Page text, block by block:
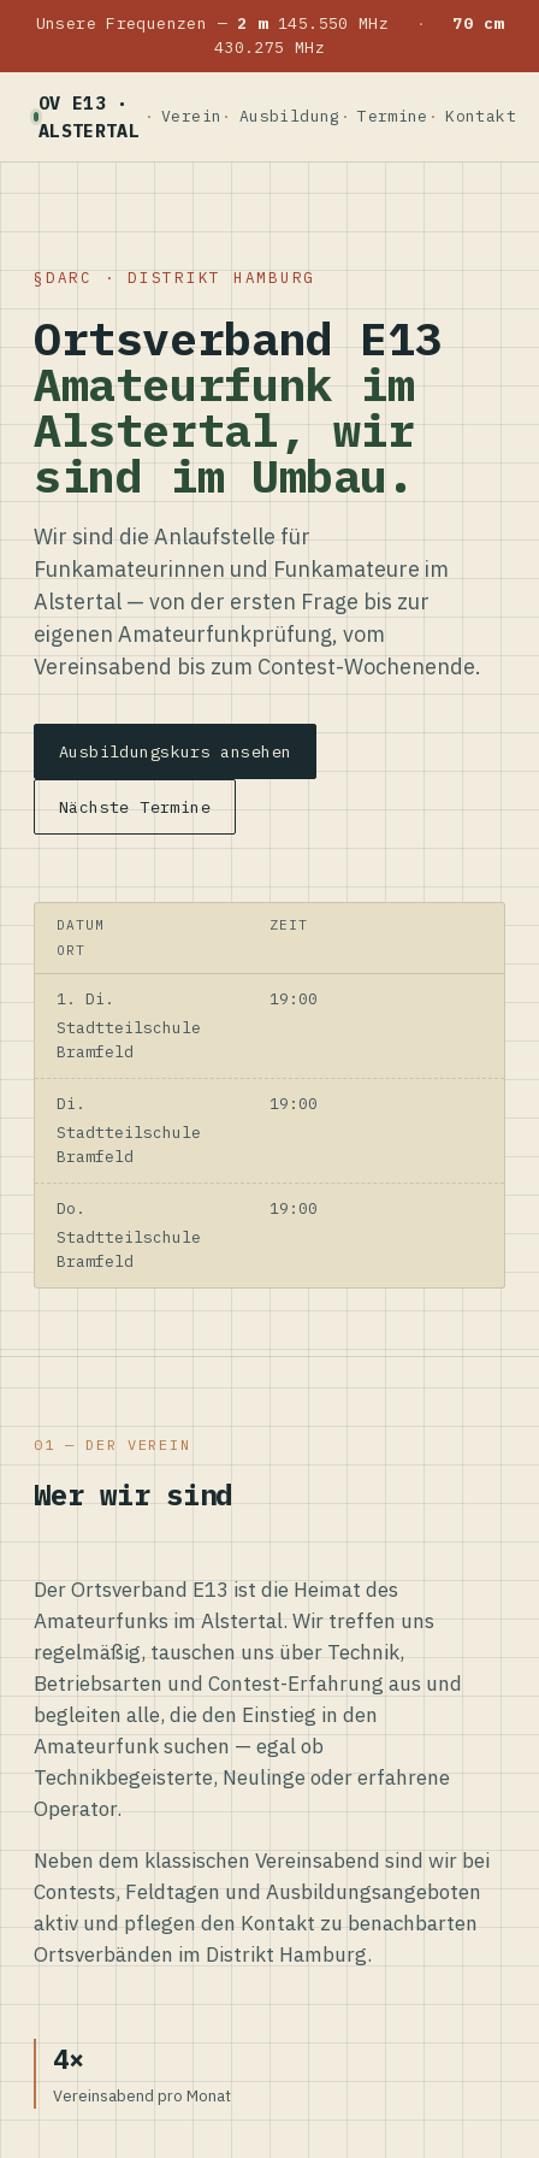
Unsere Frequenzen — 2 m145.550 MHz ·
70 cm
430.275 MHz
OV E13 ·
ALSTERTAL
Verein Ausbildung Termine Kontakt
DARC · DISTRIKT HAMBURG
Ortsverband E13
Amateurfunk im
Alstertal, wir
sind im Umbau.
Wir sind die Anlaufstelle für
Funkamateurinnen und Funkamateure im
Alstertal — von der ersten Frage bis zur
eigenen Amateurfunkprüfung, vom
Vereinsabend bis zum Contest-Wochenende.
Ausbildungskurs ansehen
Nächste Termine
DATUM
ZEIT
ORT
1. Di.
19:00
Stadtteilschule
Bramfeld
Di.
19:00
Stadtteilschule
Bramfeld
Do.
19:00
Stadtteilschule
Bramfeld
01 — DER VEREIN
Wer wir sind
Der Ortsverband E13 ist die Heimat des
Amateurfunks im Alstertal. Wir treffen uns
regelmäßig, tauschen uns über Technik,
Betriebsarten und Contest-Erfahrung aus und
begleiten alle, die den Einstieg in den
Amateurfunk suchen — egal ob
Technikbegeisterte, Neulinge oder erfahrene
Operator.
Neben dem klassischen Vereinsabend sind wir bei
Contests, Feldtagen und Ausbildungsangeboten
aktiv und pflegen den Kontakt zu benachbarten
Ortsverbänden im Distrikt Hamburg.
4×
Vereinsabend pro Monat